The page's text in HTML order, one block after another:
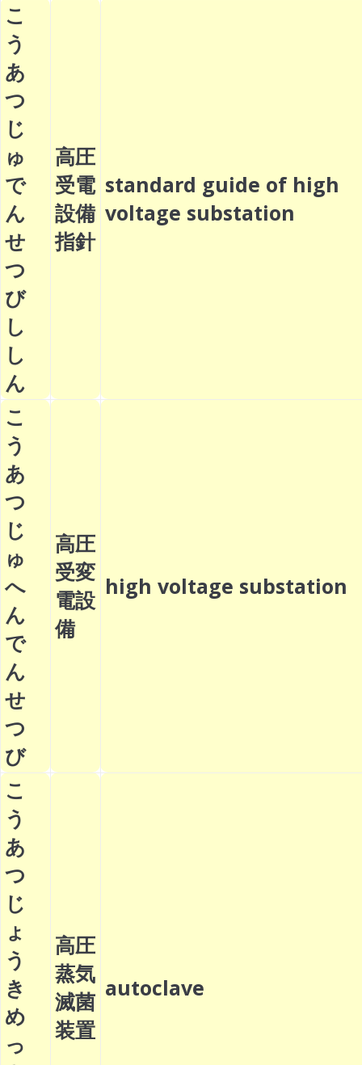
こ
う
あ
つ
じ
ゅ
で
ん
せ
つ
び
し
し
ん
高圧
受電
設備
指針
standard guide of high
voltage substation
こ
う
あ
つ
じ
ゅ
へ
ん
で
ん
せ
つ
び
高圧
受変
電設
備
high voltage
こ
う
あ
つ
じ
ょ
う
き
め
っ
高圧
蒸気
滅菌
装置
autoclave